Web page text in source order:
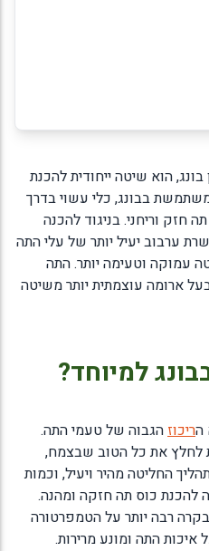
הוא שיטה ייחודית להכנת
בבונג, כלי עשוי בדרך
חזק וריחני. בניגוד להכנה
ערבוב יעיל יותר של עלי התה
עמוקה וטעימה יותר. התה
ארומה עוצמתית יותר משיטה
למיוחד?
הריכוזהגבוה של טעמי התה.
לחלץ את כל הטוב שבצמח,
החליטה מהיר ויעיל, וכמות
להכנת כוס תה חזקה ומהנה.
רבה יותר על הטמפרטורה
התה ומונע מרירות.